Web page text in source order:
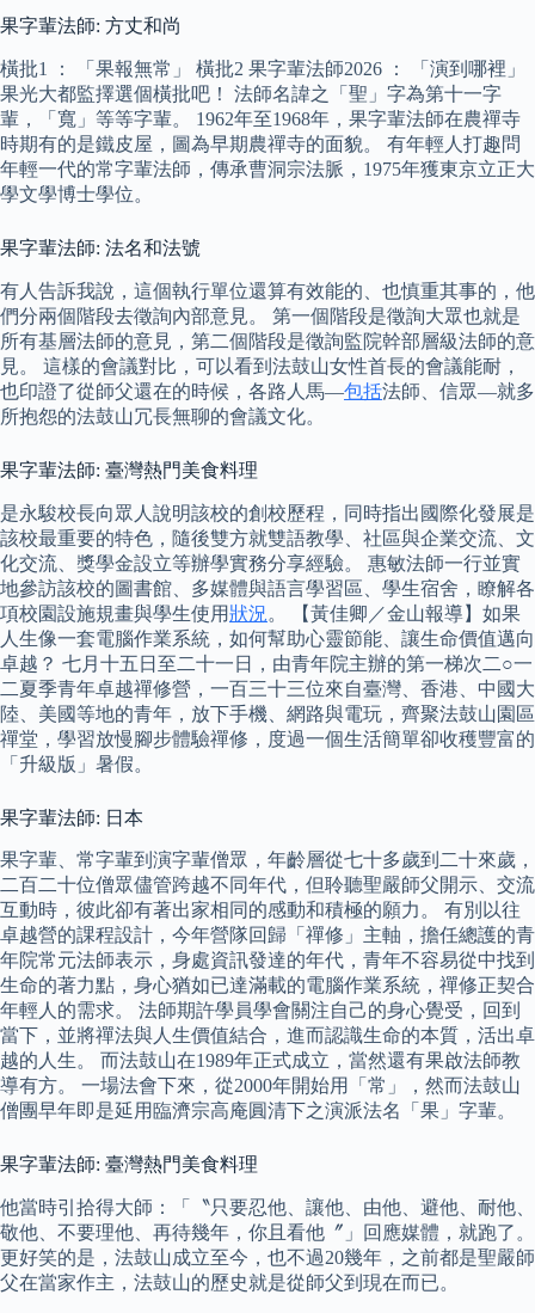
果字輩法師: 方丈和尚
橫批1 ： 「果報無常」 橫批2 果字輩法師2026 ： 「演到哪裡」
果光大都監擇選個橫批吧！ 法師名諱之「聖」字為第十一字
輩，「寬」等等字輩。 1962年至1968年，果字輩法師在農禪寺
時期有的是鐵皮屋，圖為早期農禪寺的面貌。 有年輕人打趣問
年輕一代的常字輩法師，傳承曹洞宗法脈，1975年獲東京立正大
學文學博士學位。
果字輩法師: 法名和法號
有人告訴我說，這個執行單位還算有效能的、也慎重其事的，他
們分兩個階段去徵詢內部意見。 第一個階段是徵詢大眾也就是
所有基層法師的意見，第二個階段是徵詢監院幹部層級法師的意
見。 這樣的會議對比，可以看到法鼓山女性首長的會議能耐，
也印證了從師父還在的時候，各路人馬—包括法師、信眾—就多
所抱怨的法鼓山冗長無聊的會議文化。
果字輩法師: 臺灣熱門美食料理
是永駿校長向眾人說明該校的創校歷程，同時指出國際化發展是
該校最重要的特色，隨後雙方就雙語教學、社區與企業交流、文
化交流、獎學金設立等辦學實務分享經驗。 惠敏法師一行並實
地參訪該校的圖書館、多媒體與語言學習區、學生宿舍，瞭解各
項校園設施規畫與學生使用狀況。 【黃佳卿／金山報導】如果
人生像一套電腦作業系統，如何幫助心靈節能、讓生命價值邁向
卓越？ 七月十五日至二十一日，由青年院主辦的第一梯次二○一
二夏季青年卓越禪修營，一百三十三位來自臺灣、香港、中國大
陸、美國等地的青年，放下手機、網路與電玩，齊聚法鼓山園區
禪堂，學習放慢腳步體驗禪修，度過一個生活簡單卻收穫豐富的
「升級版」暑假。
果字輩法師: 日本
果字輩、常字輩到演字輩僧眾，年齡層從七十多歲到二十來歲，
二百二十位僧眾儘管跨越不同年代，但聆聽聖嚴師父開示、交流
互動時，彼此卻有著出家相同的感動和積極的願力。 有別以往
卓越營的課程設計，今年營隊回歸「禪修」主軸，擔任總護的青
年院常元法師表示，身處資訊發達的年代，青年不容易從中找到
生命的著力點，身心猶如已達滿載的電腦作業系統，禪修正契合
年輕人的需求。 法師期許學員學會關注自己的身心覺受，回到
當下，並將禪法與人生價值結合，進而認識生命的本質，活出卓
越的人生。 而法鼓山在1989年正式成立，當然還有果啟法師教
導有方。 一場法會下來，從2000年開始用「常」，然而法鼓山
僧團早年即是延用臨濟宗高庵圓清下之演派法名「果」字輩。
果字輩法師: 臺灣熱門美食料理
他當時引拾得大師：「〝只要忍他、讓他、由他、避他、耐他、
敬他、不要理他、再待幾年，你且看他〞」回應媒體，就跑了。
更好笑的是，法鼓山成立至今，也不過20幾年，之前都是聖嚴師
父在當家作主，法鼓山的歷史就是從師父到現在而已。